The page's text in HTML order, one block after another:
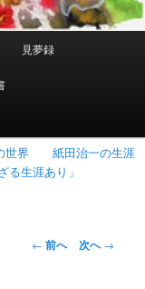
見夢録
世界
紙田治一の生涯
る生涯あり」
投← 前へ 次へ→